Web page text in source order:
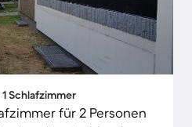
1 Schlafzimmer
für 2 Personen